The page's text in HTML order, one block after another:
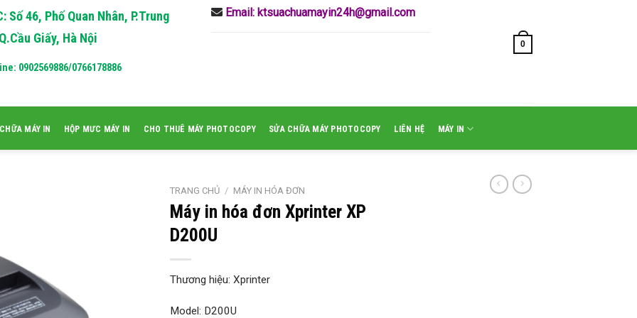
Số 46, Phố Quan Nhân, P.Trung
Giấy, Hà Nội
0902569886/0766178886
Email: ktsuachuamayin24h@gmail.com
0
MÁY IN HỘP MƯC MÁY IN CHO THUÊ MÁY PHOTOCOPY SỬA CHỮA MÁY PHOTOCOPY LIÊN HỆ MÁY IN
TRANG CHỦ / MÁY IN HÓA ĐƠN
Máy in hóa đơn Xprinter XP
D200U
Thương hiệu: Xprinter
Model: D200U